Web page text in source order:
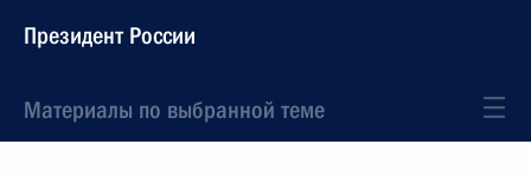
Президент России
Материалы по выбранной теме